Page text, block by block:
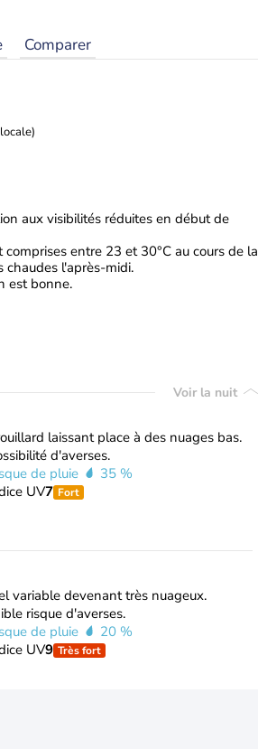
Comparer
aux visibilités réduites en début de
entre 23 et 30°C au cours de la
chaudes l'après-midi.
est bonne.
Voir la nuit
laissant place à des nuages bas.
d'averses.
de pluie
35 %
UV7 Fort
variable devenant très nuageux.
risque d'averses.
de pluie
20 %
UV9 Très fort